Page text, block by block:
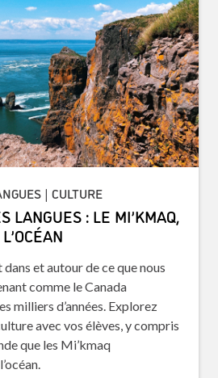
| CULTURE
LANGUES : LE MI’KMAQ,
et autour de ce que nous
comme le Canada
milliers d’années. Explorez
avec vos élèves, y compris
que les Mi’kmaq